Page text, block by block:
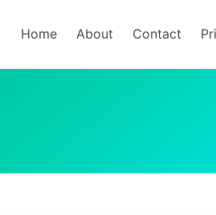
Home About Contact